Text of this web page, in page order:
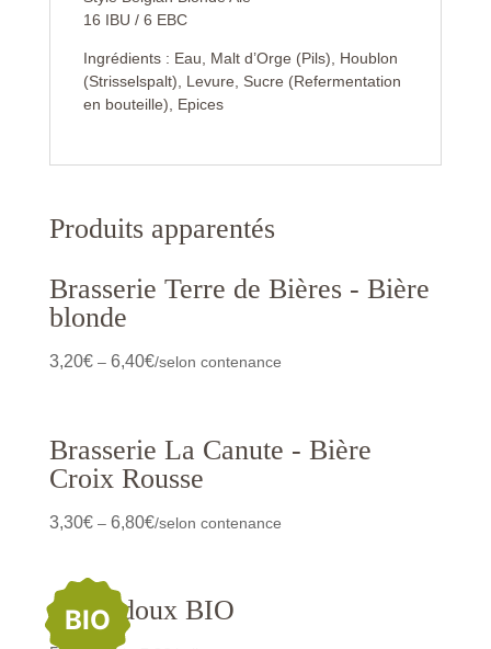
16 IBU / 6 EBC
Ingrédients : Eau, Malt d’Orge (Pils), Houblon
(Strisselspalt), Levure, Sucre (Refermentation
en bouteille), Epices
Produits apparentés
Brasserie Terre de Bières - Bière
blonde
3,20€– 6,40€/selon contenance
Brasserie La Canute - Bière
Croix Rousse
3,30€– 6,80€/selon contenance
BIO
Cidre doux BIO